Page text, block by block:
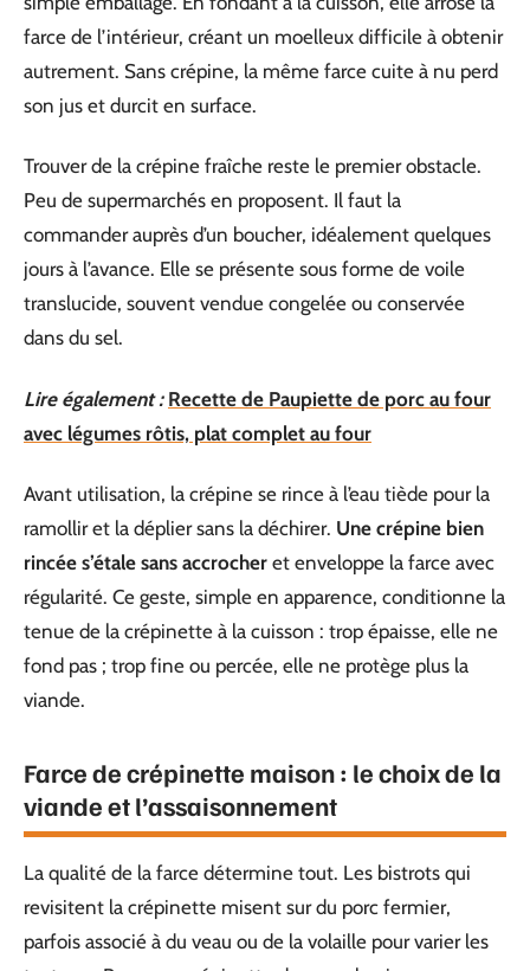
farce de l’intérieur, créant un moelleux difficile à obtenir
autrement. Sans crépine, la même farce cuite à nu perd
son jus et durcit en surface.
Trouver de la crépine fraîche reste le premier obstacle.
Peu de supermarchés en proposent. Il faut la
commander auprès d’un boucher, idéalement quelques
jours à l’avance. Elle se présente sous forme de voile
translucide, souvent vendue congelée ou conservée
dans du sel.
Lire également : Recette de Paupiette de porc au four
avec légumes rôtis, plat complet au four
Avant utilisation, la crépine se rince à l’eau tiède pour la
ramollir et la déplier sans la déchirer. Une crépine bien
rincée s’étale sans accrocher et enveloppe la farce avec
régularité. Ce geste, simple en apparence, conditionne la
tenue de la crépinette à la cuisson : trop épaisse, elle ne
fond pas ; trop fine ou percée, elle ne protège plus la
viande.
Farce de crépinette maison : le choix de la
viande et l’assaisonnement
La qualité de la farce détermine tout. Les bistrots qui
revisitent la crépinette misent sur du porc fermier,
parfois associé à du veau ou de la volaille pour varier les